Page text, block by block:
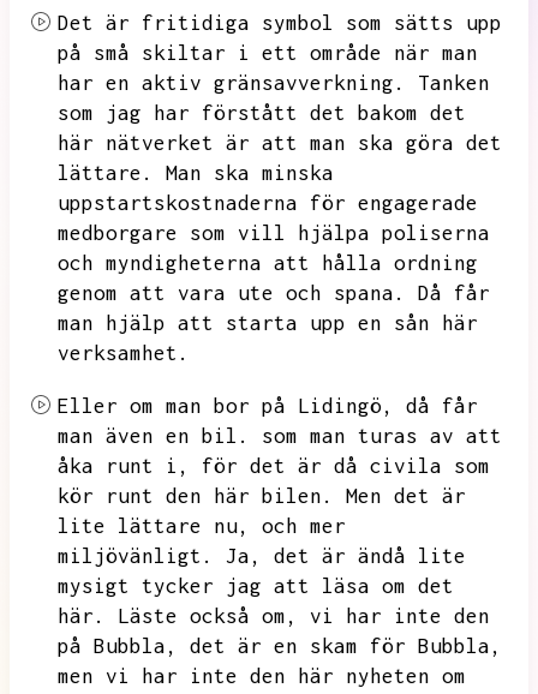
Det är fritidiga symbol som sätts upp
på små skiltar i ett område när man
har en aktiv gränsavverkning.
Tanken
som jag har förstått det bakom det
här nätverket är att man ska göra det
lättare.
Man ska minska
uppstartskostnaderna för engagerade
medborgare som vill hjälpa poliserna
och myndigheterna att hålla ordning
genom att vara ute och spana.
Då får
man hjälp att starta upp en sån här
verksamhet.
Eller om man bor på Lidingö,
då får
man även en bil.
som man turas av att
åka runt i,
för det är då civila som
kör runt den här bilen.
Men det är
lite lättare nu,
och mer
miljövänligt.
Ja,
det är ändå lite
mysigt tycker jag att läsa om det
här.
Läste också om,
vi har inte den
på Bubbla,
det är en skam för Bubbla,
men vi har inte den här nyheten om